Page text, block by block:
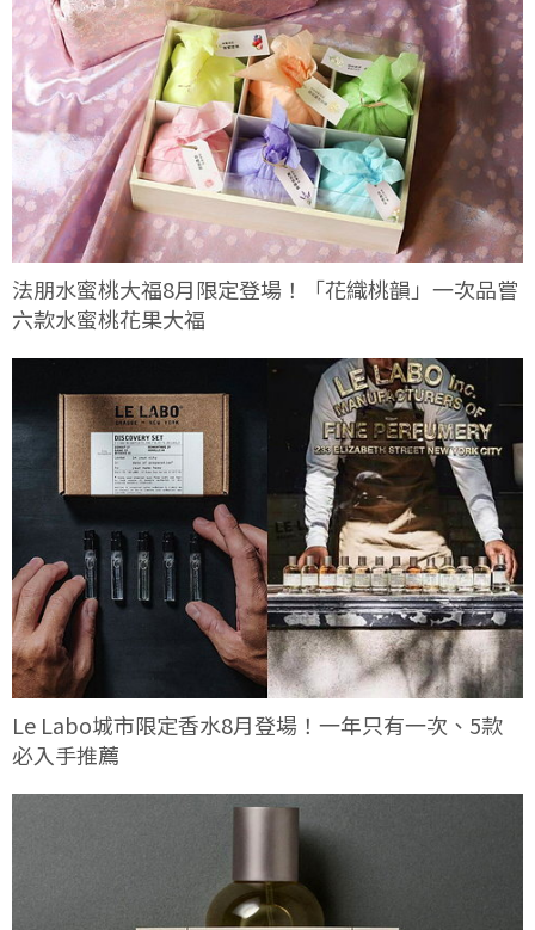
法朋水蜜桃大福8月限定登場！「花織桃韻」一次品嘗
六款水蜜桃花果大福
Le Labo城市限定香水8月登場！一年只有一次、5款
必入手推薦